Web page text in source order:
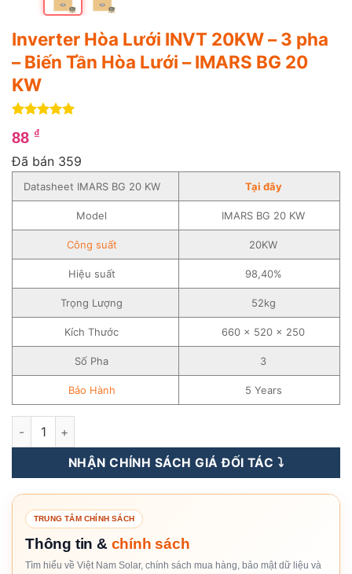
Inverter Hòa Lưới INVT 20KW – 3 pha
– Biến Tần Hòa Lưới – IMARS BG 20
KW
trên 5
dựa trên
88 ₫
Đã bán 359
Datasheet IMARS BG 20 KW Tại đây
Model IMARS BG 20 KW
Công suất 20KW
Hiệu suất 98,40%
Trọng Lượng 52kg
Kích Thước 660 x 520 x 250
Số Pha 3
Bảo Hành 5 Years
Inverter Hòa Lưới INVT 20KW – 3 pha – Biến Tần Hòa Lưới –
NHẬN CHÍNH SÁCH GIÁ ĐỐI TÁC ⤵️
TRUNG TÂM CHÍNH SÁCH
Thông tin & chính sách
Tìm hiểu về Việt Nam Solar, chính sách mua hàng, bảo mật dữ liệu và